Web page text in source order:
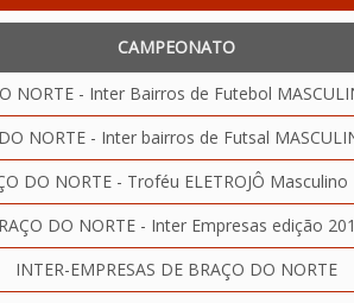
CAMPEONATO
NORTE - Inter Bairros de Futebol
NORTE - Inter bairros de Futsal
DO NORTE - Troféu ELETROJÔ Masculino
DO NORTE - Inter Empresas edição
INTER-EMPRESAS DE BRAÇO DO NORTE